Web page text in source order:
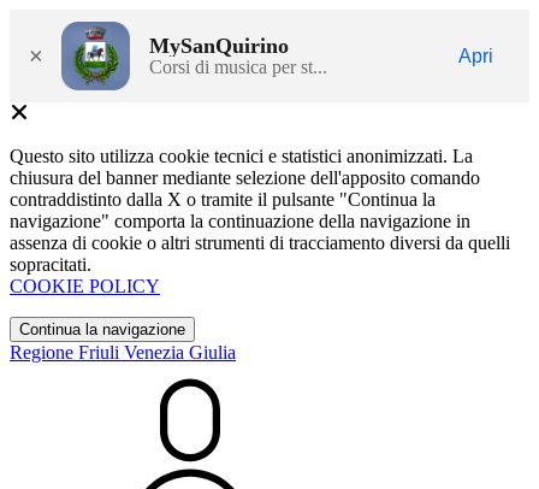
× MySanQuirino
Corsi di musica per st...
Apri
Questo sito utilizza cookie tecnici e statistici anonimizzati. La
chiusura del banner mediante selezione dell'apposito comando
contraddistinto dalla X o tramite il pulsante "Continua la
navigazione" comporta la continuazione della navigazione in
assenza di cookie o altri strumenti di tracciamento diversi da quelli
sopracitati.
COOKIE POLICY
Continua la navigazione
Regione Friuli Venezia Giulia